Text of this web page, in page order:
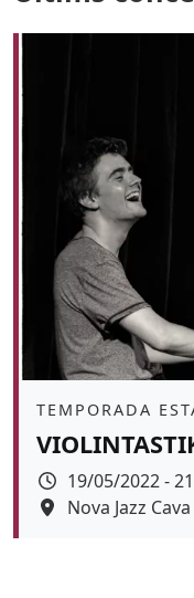
Àmbit
TEMPORADA
Data
19/05/2022 -
Espai
Nova Jazz Cava